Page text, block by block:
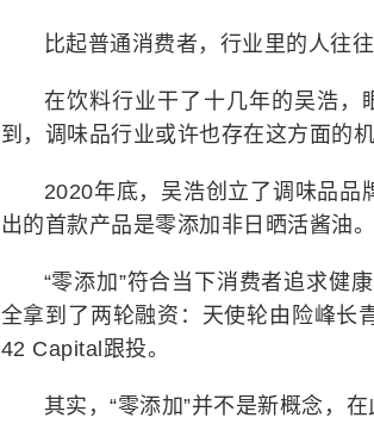
比起普通消费者，行业里的人往
在饮料行业干了十几年的吴浩，
到，调味品行业或许也存在这方面的机
2020年底，吴浩创立了调味品品
出的首款产品是零添加非日晒活酱油。
“零添加”符合当下消费者追求健
全拿到了两轮融资：天使轮由险峰长
42 Capital跟投。
其实，“零添加”并不是新概念，